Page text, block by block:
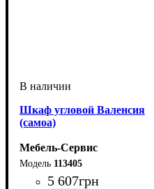
Шкаф угловой Валенсия
(самоа)
Мебель-Сервис
113405
5 607грн